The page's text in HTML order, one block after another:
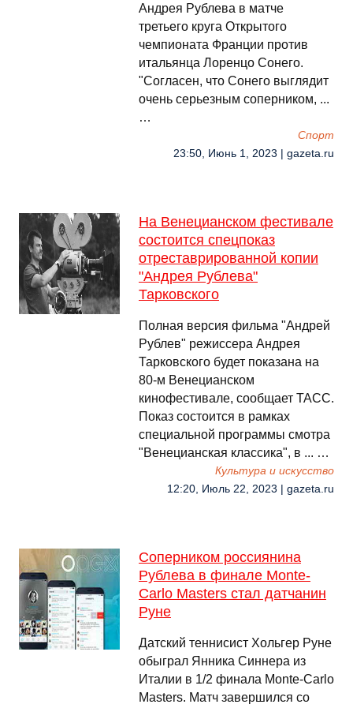
Андрея Рублева в матче
третьего круга Открытого
чемпионата Франции против
итальянца Лоренцо Сонего.
"Согласен, что Сонего выглядит
очень серьезным соперником, ...
…
Спорт
23:50, Июнь 1, 2023 | gazeta.ru
На Венецианском фестивале
состоится спецпоказ
отреставрированной копии
"Андрея Рублева"
Тарковского
Полная версия фильма "Андрей
Рублев" режиссера Андрея
Тарковского будет показана на
80-м Венецианском
кинофестивале, сообщает ТАСС.
Показ состоится в рамках
специальной программы смотра
"Венецианская классика", в ... …
Культура и искусство
12:20, Июль 22, 2023 | gazeta.ru
Соперником россиянина
Рублева в финале Monte-
Carlo Masters стал датчанин
Руне
Датский теннисист Хольгер Руне
обыграл Янника Синнера из
Италии в 1/2 финала Monte-Carlo
Masters. Матч завершился со